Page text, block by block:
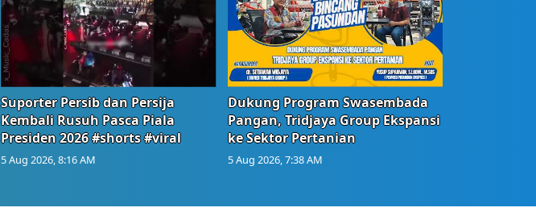
Suporter Persib dan Persija
Kembali Rusuh Pasca Piala
Presiden 2026 #shorts #viral
5 Aug 2026, 8:16 AM
Dukung Program Swasembada
Pangan, Tridjaya Group Ekspansi
ke Sektor Pertanian
5 Aug 2026, 7:38 AM